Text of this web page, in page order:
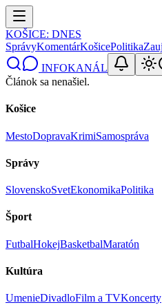
KOŠICE: DNES
SprávyKomentárKošicePolitika
INFOKANÁL
Článok sa nenašiel.
Košice
MestoDopravaKrimiSamospráva
Správy
SlovenskoSvetEkonomikaPolitika
Šport
FutbalHokejBasketbalMaratón
Kultúra
UmenieDivadloFilm a TVKoncerty